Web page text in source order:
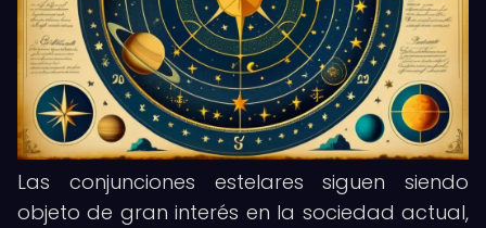
Las conjunciones estelares siguen siendo
objeto de gran interés en la sociedad actual,